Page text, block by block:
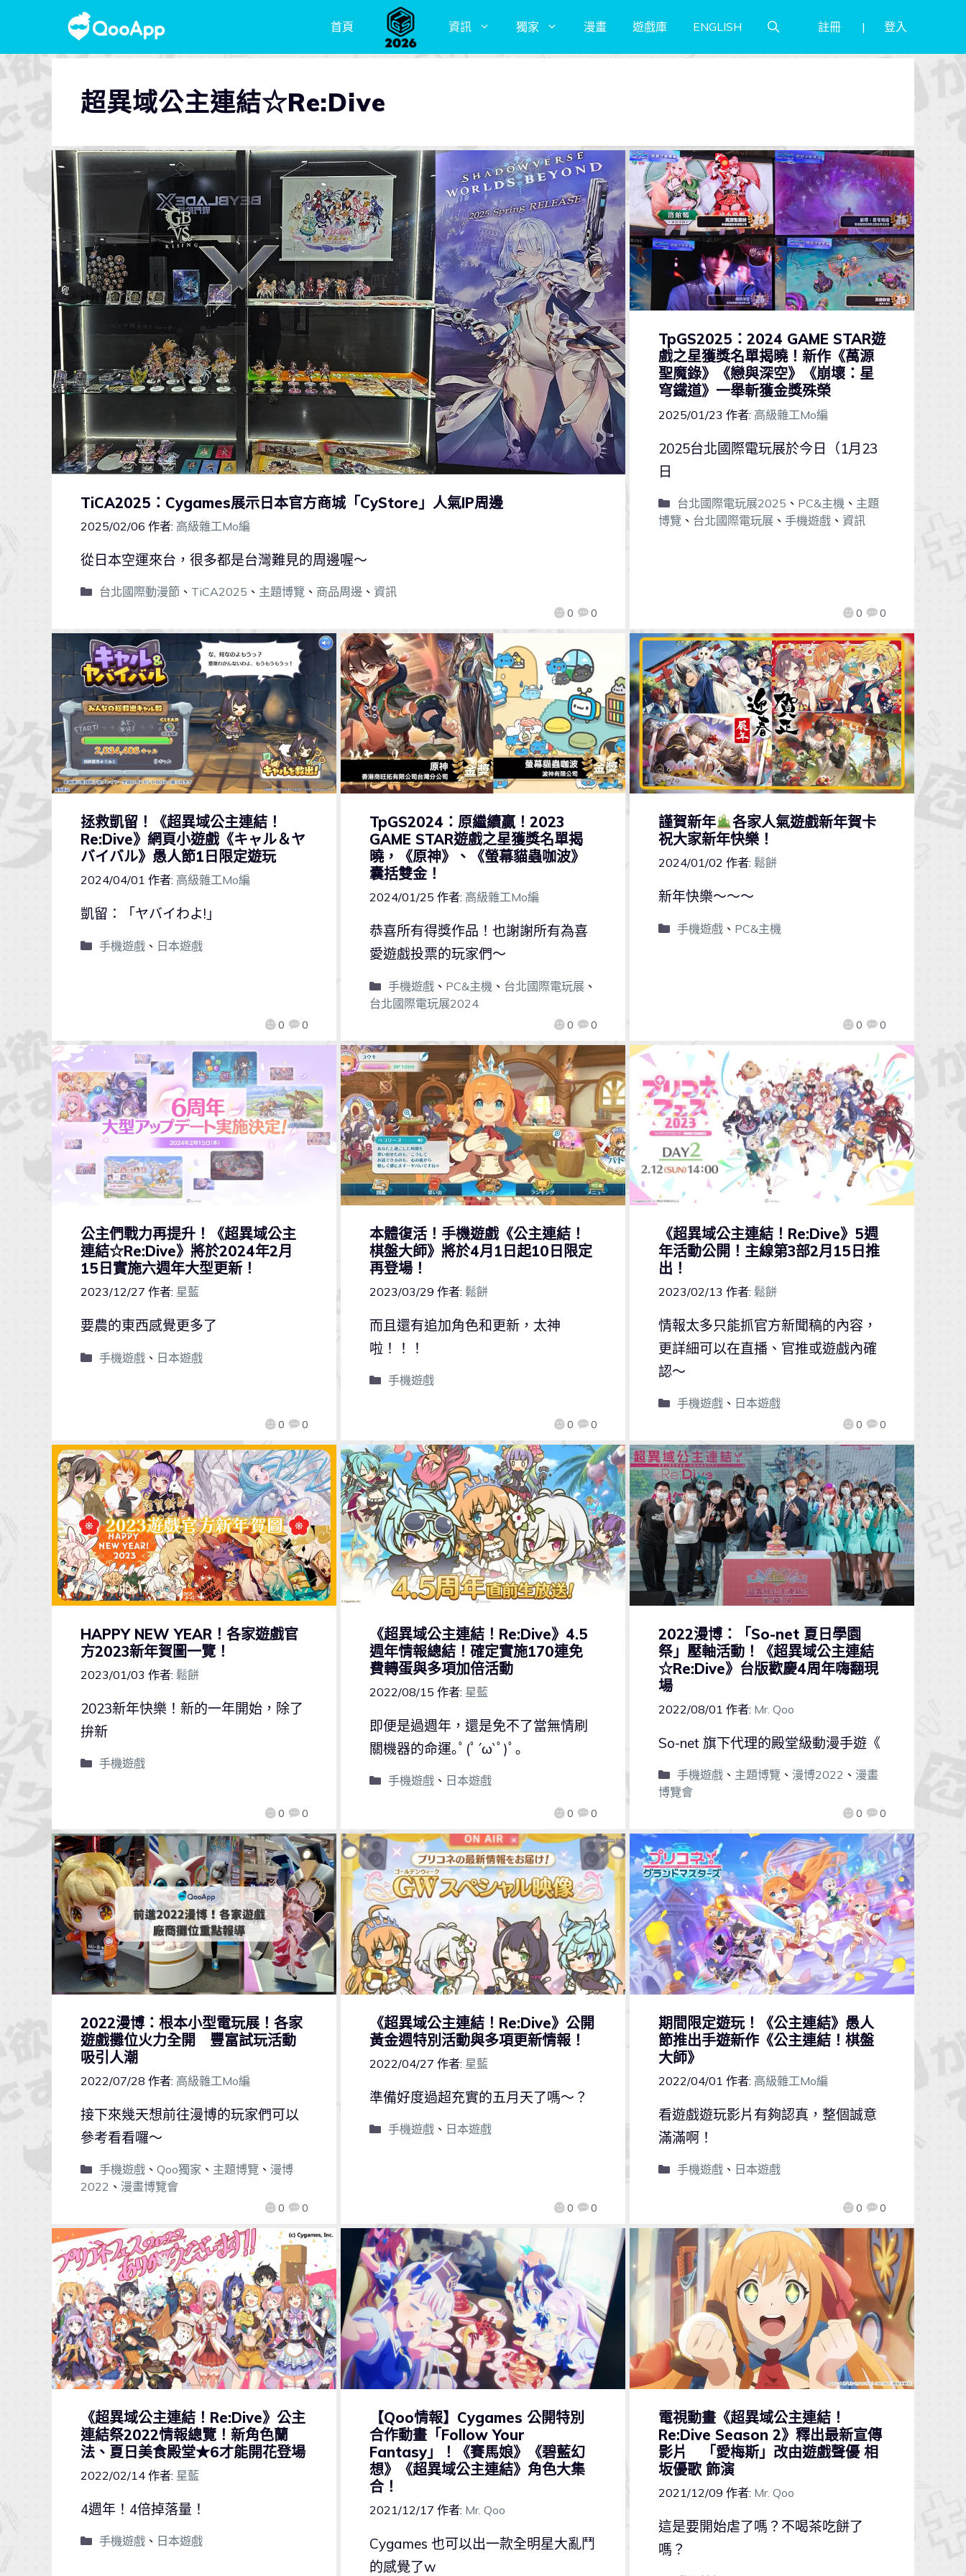
首頁 資訊 獨家 漫畫 遊戲庫 ENGLISH 註冊 登入
超異域公主連結☆Re:Dive
TiCA2025：Cygames展示日本官方商城「CyStore」人氣IP周邊
2025/02/06 作者: 高級雜工Mo編
0 0
從日本空運來台，很多都是台灣難見的周邊喔～
台北國際動漫節、 TiCA2025 、 主題博覽、 商品周邊 、 資訊
TpGS2025：2024 GAME STAR遊
戲之星獲獎名單揭曉！新作《萬源
聖魔錄》《戀與深空》《崩壞：星
穹鐵道》一舉斬獲金獎殊榮
2025/01/23 作者: 高級雜工Mo編
0 0
2025台北國際電玩展於今日（1月23
日
台北國際電玩展2025 、 PC&主機 、 主題
博覽 、 台北國際電玩展 、 手機遊戲 、 資訊
拯救凱留！《超異域公主連結！
Re:Dive》網頁小遊戲《キャル＆ヤ
バイバル》愚人節1日限定遊玩
2024/04/01 作者: 高級雜工Mo編
0 0
凱留：「ヤバイわよ!」
手機遊戲、 日本遊戲
TpGS2024：原繼續贏！2023
GAME STAR遊戲之星獲獎名單揭
曉，《原神》、《螢幕貓蟲咖波》
囊括雙金！
2024/01/25 作者: 高級雜工Mo編
0 0
恭喜所有得獎作品！也謝謝所有為喜
愛遊戲投票的玩家們～
手機遊戲、 PC&主機 、 台北國際電玩展、
台北國際電玩展2024
謹賀新年
各家人氣遊戲新年賀卡
祝大家新年快樂！
2024/01/02 作者: 鬆餅
0 0
新年快樂～～～
手機遊戲、 PC&主機
公主們戰力再提升！《超異域公主
連結☆Re:Dive》將於2024年2月
15日實施六週年大型更新！
2023/12/27 作者: 星藍
0 0
要農的東西感覺更多了
手機遊戲、 日本遊戲
本體復活！手機遊戲《公主連結！
棋盤大師》將於4月1日起10日限定
再登場！
2023/03/29 作者: 鬆餅
0 0
而且還有追加角色和更新，太神
啦！！！
手機遊戲
《超異域公主連結！Re:Dive》5週
年活動公開！主線第3部2月15日推
出！
2023/02/13 作者: 鬆餅
0 0
情報太多只能抓官方新聞稿的內容，
更詳細可以在直播、官推或遊戲內確
認～
手機遊戲、 日本遊戲
HAPPY NEW YEAR！各家遊戲官
方2023新年賀圖一覽！
2023/01/03 作者: 鬆餅
0 0
2023新年快樂！新的一年開始，除了
拚新
手機遊戲
《超異域公主連結！Re:Dive》4.5
週年情報總結！確定實施170連免
費轉蛋與多項加倍活動
2022/08/15 作者: 星藍
0 0
即便是過週年，還是免不了當無情刷
關機器的命運｡ﾟ(ﾟ´ω`ﾟ)ﾟ｡
手機遊戲、 日本遊戲
2022漫博：「So-net 夏日學園
祭」壓軸活動！《超異域公主連結
☆Re:Dive》台版歡慶4周年嗨翻現
場
2022/08/01 作者: Mr. Qoo
0 0
So-net 旗下代理的殿堂級動漫手遊《
手機遊戲、 主題博覽、 漫博2022 、 漫畫
博覽會
2022漫博：根本小型電玩展！各家
遊戲攤位火力全開 豐富試玩活動
吸引人潮
2022/07/28 作者: 高級雜工Mo編
0 0
接下來幾天想前往漫博的玩家們可以
參考看看囉～
手機遊戲、 Qoo獨家 、 主題博覽、 漫博
2022 、 漫畫博覽會
《超異域公主連結！Re:Dive》公開
黃金週特別活動與多項更新情報！
2022/04/27 作者: 星藍
0 0
準備好度過超充實的五月天了嗎～？
手機遊戲、 日本遊戲
期間限定遊玩！《公主連結》愚人
節推出手遊新作《公主連結！棋盤
大師》
2022/04/01 作者: 高級雜工Mo編
0 0
看遊戲遊玩影片有夠認真，整個誠意
滿滿啊！
手機遊戲、 日本遊戲
《超異域公主連結！Re:Dive》公主
連結祭2022情報總覽！新角色蘭
法、夏日美食殿堂★6才能開花登場
2022/02/14 作者: 星藍
4週年！4倍掉落量！
手機遊戲、 日本遊戲
【Qoo情報】Cygames 公開特別
合作動畫「Follow Your
Fantasy」！《賽馬娘》《碧藍幻
想》《超異域公主連結》角色大集
合！
2021/12/17 作者: Mr. Qoo
Cygames 也可以出一款全明星大亂鬥
的感覺了w
電視動畫《超異域公主連結！
Re:Dive Season 2》釋出最新宣傳
影片 「愛梅斯」改由遊戲聲優 相
坂優歌 飾演
2021/12/09 作者: Mr. Qoo
這是要開始虐了嗎？不喝茶吃餅了
嗎？